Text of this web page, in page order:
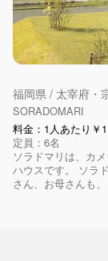
福岡県 / 太宰府・
SORADOMARI
料金：1人あたり￥
定員：6名
ソラドマリは、カ
ハウスです。 ソラ
さん、お母さんも